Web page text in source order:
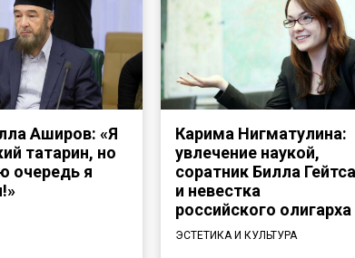
Аширов: «Я
татарин, но
очередь я
Карима Нигматулина:
увлечение наукой,
соратник Билла Гейтса
и невестка
российского олигарха
ЭСТЕТИКА И КУЛЬТУРА